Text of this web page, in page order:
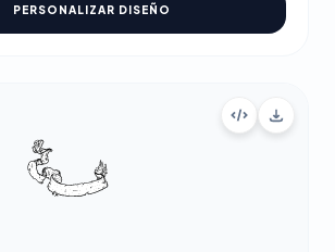
PERSONALIZAR DISEÑO